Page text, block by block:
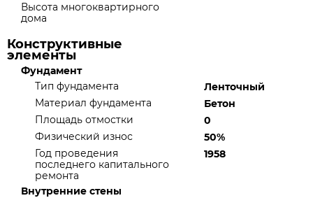
Высота многоквартирного
дома
Конструктивные
элементы
Фундамент
Тип фундамента
Ленточный
Материал фундамента
Бетон
Площадь отмостки
0
Физический износ
50%
Год проведения
последнего капитального
ремонта
1958
Внутренние стены